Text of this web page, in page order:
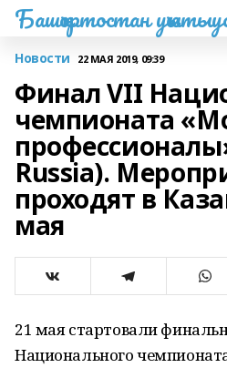
Башҡортостан
Новости 22 МАЯ 2019, 09:39
Финал VII
чемпионата
Russia).
проходят в
мая
21 мая стартовали
Национального